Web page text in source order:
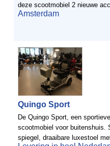
deze scootmobiel 2 nieuwe
een kleine 2 jaar garantie op
Amsterdam
Quingo Sport
De Quingo Sport, een
scootmobiel voor buitenshuis.
spiegel, draaibare luxestoel